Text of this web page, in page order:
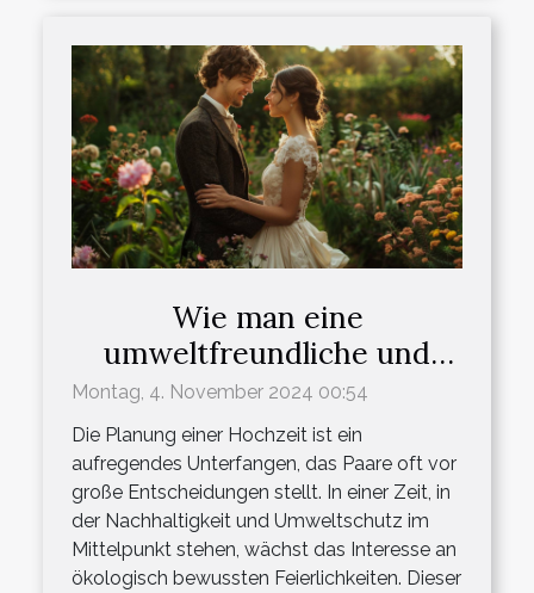
Wie man eine
umweltfreundliche und
nachhaltige Hochzeit plant
Montag, 4. November 2024 00:54
Die Planung einer Hochzeit ist ein
aufregendes Unterfangen, das Paare oft vor
große Entscheidungen stellt. In einer Zeit, in
der Nachhaltigkeit und Umweltschutz im
Mittelpunkt stehen, wächst das Interesse an
ökologisch bewussten Feierlichkeiten. Dieser